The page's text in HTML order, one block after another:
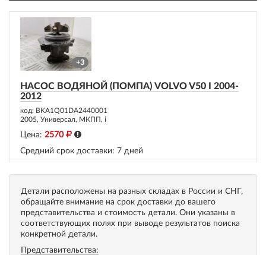
+3
НАСОС ВОДЯНОЙ (ПОМПА) VOLVO V50 I 2004-
2012
код: BKA1Q01DA2440001
2005, Универсал, МКПП, i
Цена: 2570
Средний срок доставки: 7 дней
Детали расположены на разных складах в России и СНГ,
обращайте внимание на срок доставки до вашего
представительства и стоимость детали. Они указаны в
соответствующих полях при выводе результатов поиска
конкретной детали.
Представительства: